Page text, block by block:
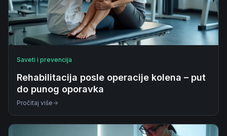
Saveti i prevencija
Rehabilitacija posle operacije kolena – put
do punog oporavka
Pročitaj više